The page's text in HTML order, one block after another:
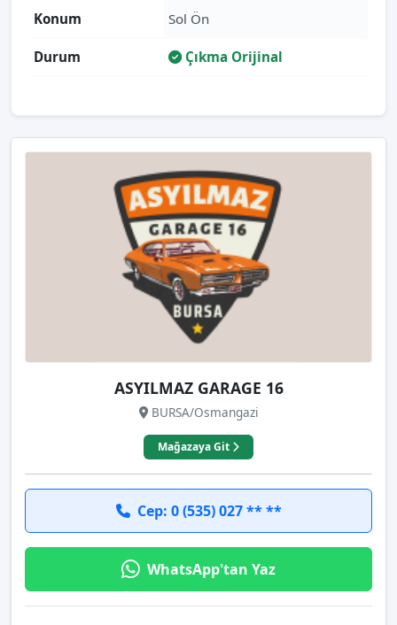
Konum Sol Ön
Durum Çıkma Orijinal
ASYILMAZ GARAGE 16
BURSA/Osmangazi
Mağazaya Git
Cep: 0 (535) 027 ** **
WhatsApp'tan Yaz